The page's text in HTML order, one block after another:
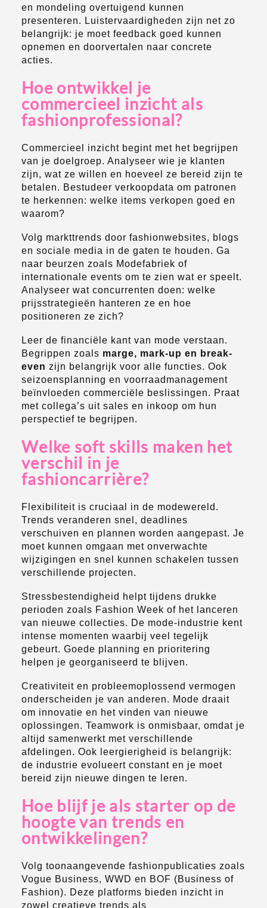
en mondeling overtuigend kunnen
presenteren. Luistervaardigheden zijn net zo
belangrijk: je moet feedback goed kunnen
opnemen en doorvertalen naar concrete
acties.
Hoe ontwikkel je
commercieel inzicht als
fashionprofessional?
Commercieel inzicht begint met het begrijpen
van je doelgroep. Analyseer wie je klanten
zijn, wat ze willen en hoeveel ze bereid zijn te
betalen. Bestudeer verkoopdata om patronen
te herkennen: welke items verkopen goed en
waarom?
Volg markttrends door fashionwebsites, blogs
en sociale media in de gaten te houden. Ga
naar beurzen zoals Modefabriek of
internationale events om te zien wat er speelt.
Analyseer wat concurrenten doen: welke
prijsstrategieën hanteren ze en hoe
positioneren ze zich?
Leer de financiële kant van mode verstaan.
Begrippen zoals marge, mark-up en break-
even zijn belangrijk voor alle functies. Ook
seizoensplanning en voorraadmanagement
beïnvloeden commerciële beslissingen. Praat
met collega’s uit sales en inkoop om hun
perspectief te begrijpen.
Welke soft skills maken het
verschil in je
fashioncarrière?
Flexibiliteit is cruciaal in de modewereld.
Trends veranderen snel, deadlines
verschuiven en plannen worden aangepast. Je
moet kunnen omgaan met onverwachte
wijzigingen en snel kunnen schakelen tussen
verschillende projecten.
Stressbestendigheid helpt tijdens drukke
perioden zoals Fashion Week of het lanceren
van nieuwe collecties. De mode-industrie kent
intense momenten waarbij veel tegelijk
gebeurt. Goede planning en prioritering
helpen je georganiseerd te blijven.
Creativiteit en probleemoplossend vermogen
onderscheiden je van anderen. Mode draait
om innovatie en het vinden van nieuwe
oplossingen. Teamwork is onmisbaar, omdat je
altijd samenwerkt met verschillende
afdelingen. Ook leergierigheid is belangrijk:
de industrie evolueert constant en je moet
bereid zijn nieuwe dingen te leren.
Hoe blijf je als starter op de
hoogte van trends en
ontwikkelingen?
Volg toonaangevende fashionpublicaties zoals
Vogue Business, WWD en BOF (Business of
Fashion). Deze platforms bieden inzicht in
zowel creatieve trends als